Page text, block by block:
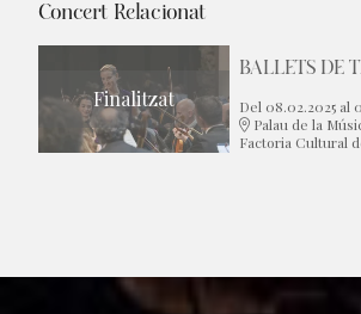
Concert Relacionat
Finalitzat
BALLETS DE
Del 08.02.2025 al
Palau de la
Factoria Cultural